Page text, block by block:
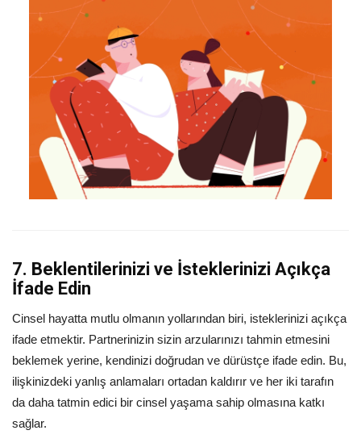
7. Beklentilerinizi ve İsteklerinizi Açıkça
İfade Edin
Cinsel hayatta mutlu olmanın yollarından biri, isteklerinizi açıkça
ifade etmektir. Partnerinizin sizin arzularınızı tahmin etmesini
beklemek yerine, kendinizi doğrudan ve dürüstçe ifade edin. Bu,
ilişkinizdeki yanlış anlamaları ortadan kaldırır ve her iki tarafın
da daha tatmin edici bir cinsel yaşama sahip olmasına katkı
sağlar.